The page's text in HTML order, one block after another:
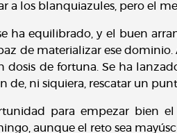
a los blanquiazules, pero el
ha equilibrado, y el buen
de materializar ese
de fortuna. Se ha
de, ni siquiera, rescatar un
para empezar bien
aunque el reto sea